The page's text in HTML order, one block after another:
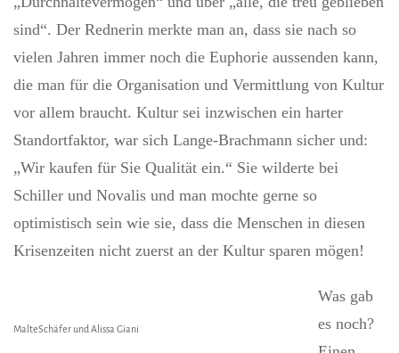
sind“. Der Rednerin merkte man an, dass sie nach so
vielen Jahren immer noch die Euphorie aussenden kann,
die man für die Organisation und Vermittlung von Kultur
vor allem braucht. Kultur sei inzwischen ein harter
Standortfaktor, war sich Lange-Brachmann sicher und:
„Wir kaufen für Sie Qualität ein.“ Sie wilderte bei
Schiller und Novalis und man mochte gerne so
optimistisch sein wie sie, dass die Menschen in diesen
Krisenzeiten nicht zuerst an der Kultur sparen mögen!
MalteSchäfer und Alissa Giani
Was gab
es noch?